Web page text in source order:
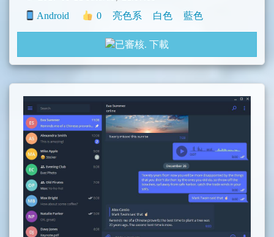
Android 0 亮色系 白色 藍色
下載